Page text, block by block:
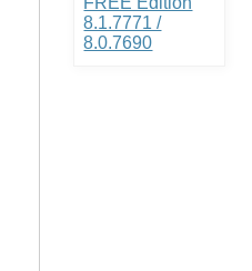
8.1.7771 /
8.0.7690